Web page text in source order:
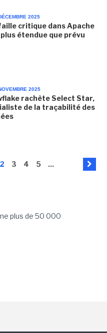
2025
critique dans Apache
étendue que prévu
2025
rachète Select Star,
de la traçabilité des
2 3 4 5 ...
plus de 50 000